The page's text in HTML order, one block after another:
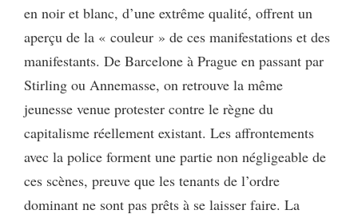
en noir et blanc, d’une extrême qualité, offrent un
aperçu de la « couleur » de ces manifestations et des
manifestants. De Barcelone à Prague en passant par
Stirling ou Annemasse, on retrouve la même
jeunesse venue protester contre le règne du
capitalisme réellement existant. Les affrontements
avec la police forment une partie non négligeable de
ces scènes, preuve que les tenants de l’ordre
dominant ne sont pas prêts à se laisser faire. La